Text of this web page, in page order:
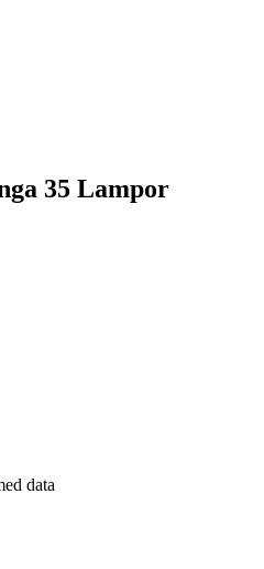
35 Lampor
data